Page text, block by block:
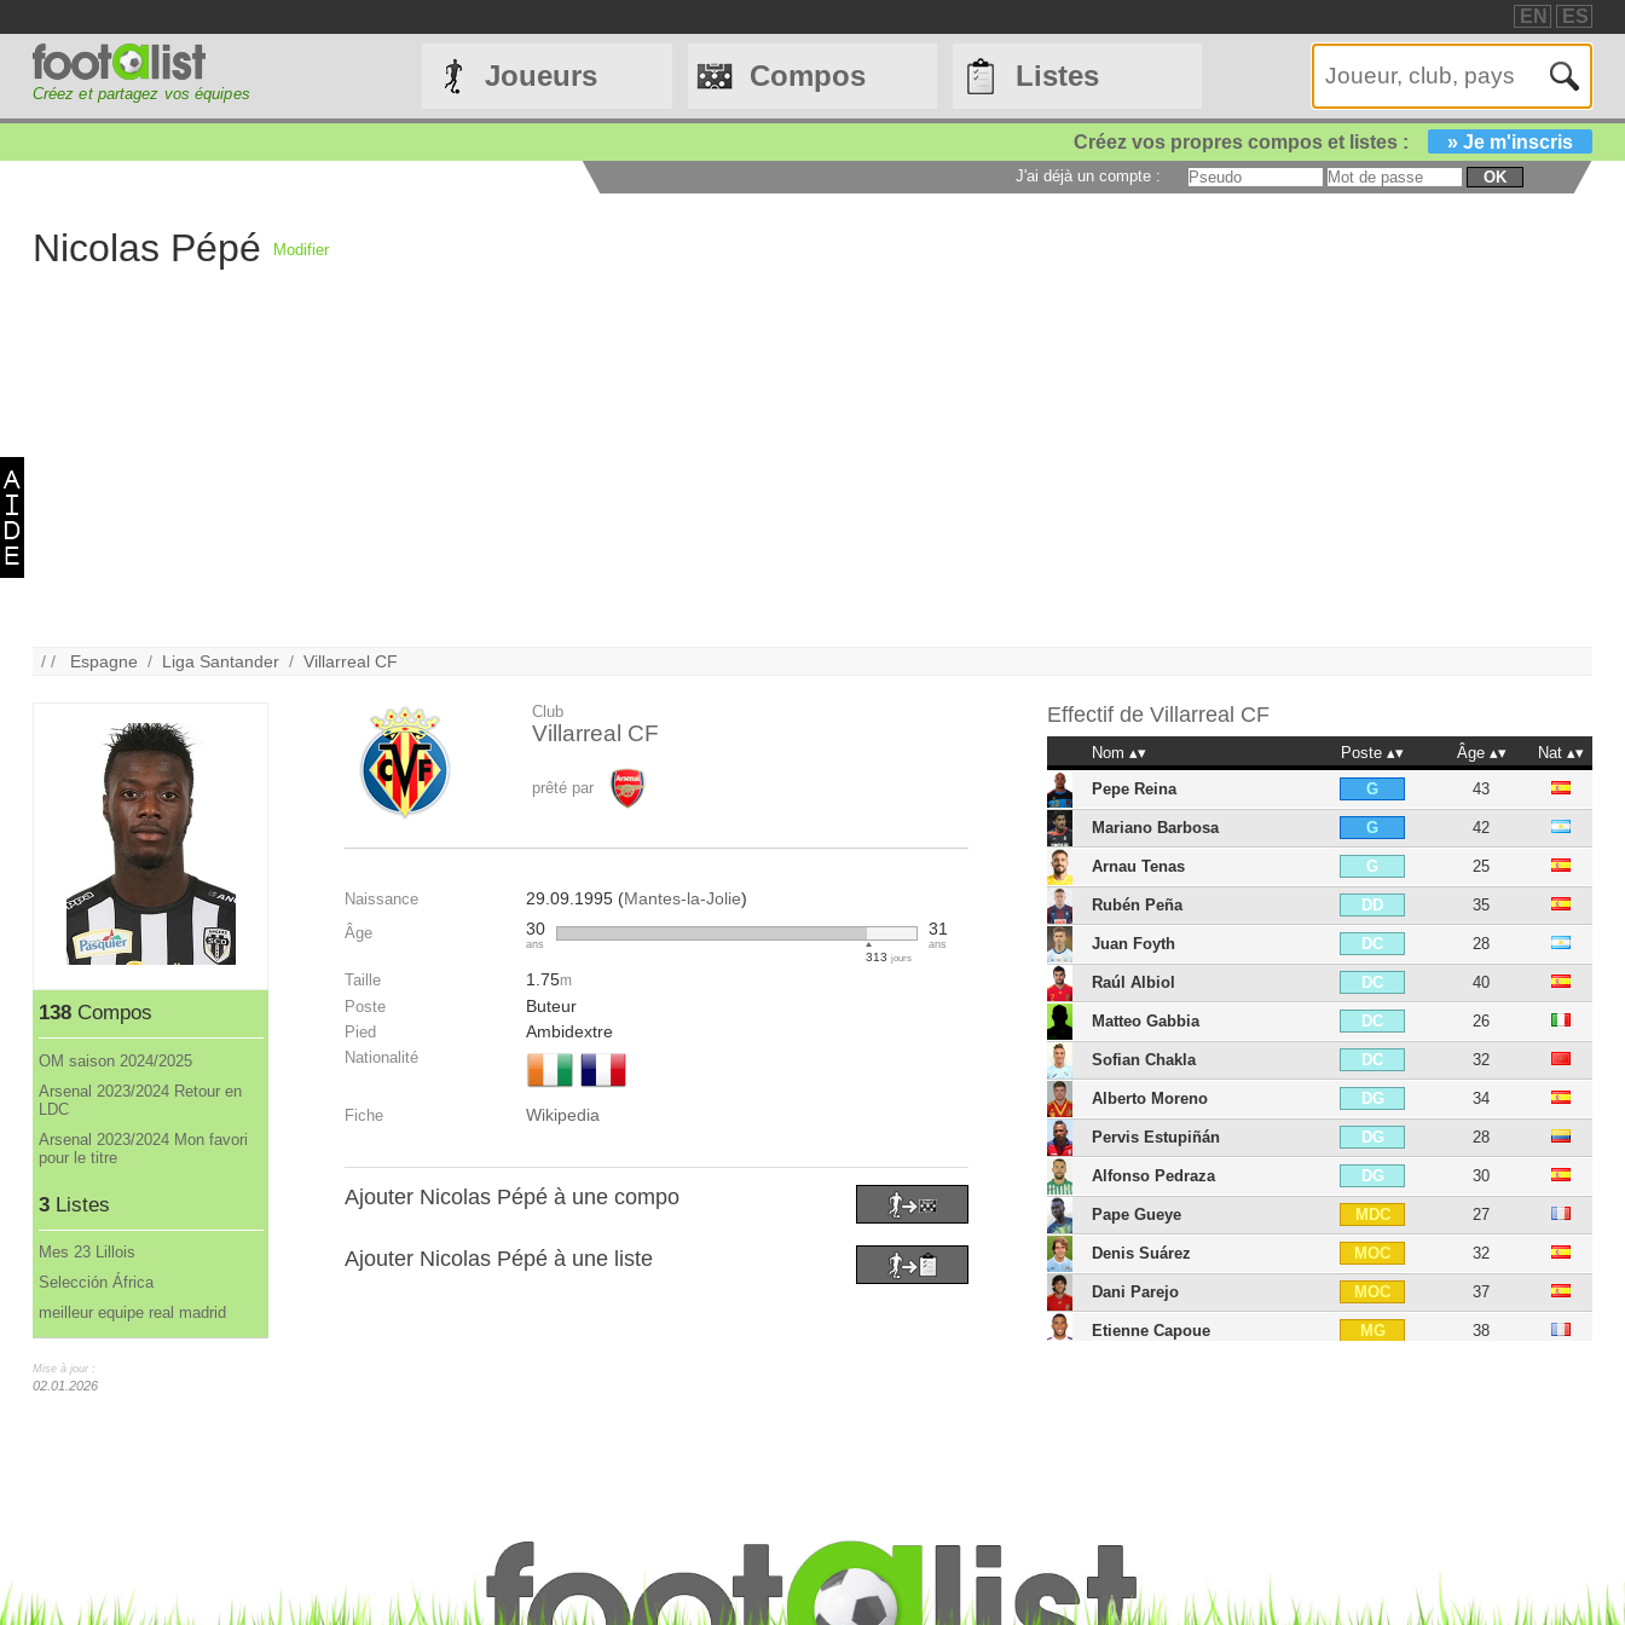
EN ES
Créez et partagez vos équipes
Joueurs Compos Listes
Créez vos propres compos et listes : » Je m'inscris
J'ai déjà un compte : OK
Nicolas Pépé Modifier
/ / Espagne / Liga Santander /Villarreal CF
138Compos
OM saison 2024/2025
Arsenal 2023/2024 Retour en
LDC
Arsenal 2023/2024 Mon favori
pour le titre
3Listes
Mes 23 Lillois
Selección África
meilleur equipe real madrid
Mise à jour :
02.01.2026
Club
Villarreal CF
prêté par
Naissance 29.09.1995 (Mantes-la-Jolie)
Âge 30
ans
313 jours
31
ans
Taille 1.75m
Poste Buteur
Pied Ambidextre
Nationalité
Fiche Wikipedia
Ajouter Nicolas Pépé à une compo
Ajouter Nicolas Pépé à une liste
Effectif de Villarreal CF
Nom Poste Âge
Nat
Pepe Reina
G 43
Mariano Barbosa G 42
Arnau Tenas G 25
Rubén Peña DD 35
Juan Foyth DC 28
Raúl Albiol DC 40
Matteo Gabbia DC 26
Sofian Chakla DC 32
Alberto Moreno DG 34
Pervis Estupiñán DG 28
Alfonso Pedraza DG 30
Pape Gueye MDC 27
Denis Suárez MOC 32
Dani Parejo MOC 37
Etienne Capoue MG 38
Nicolas Pépé BU 30